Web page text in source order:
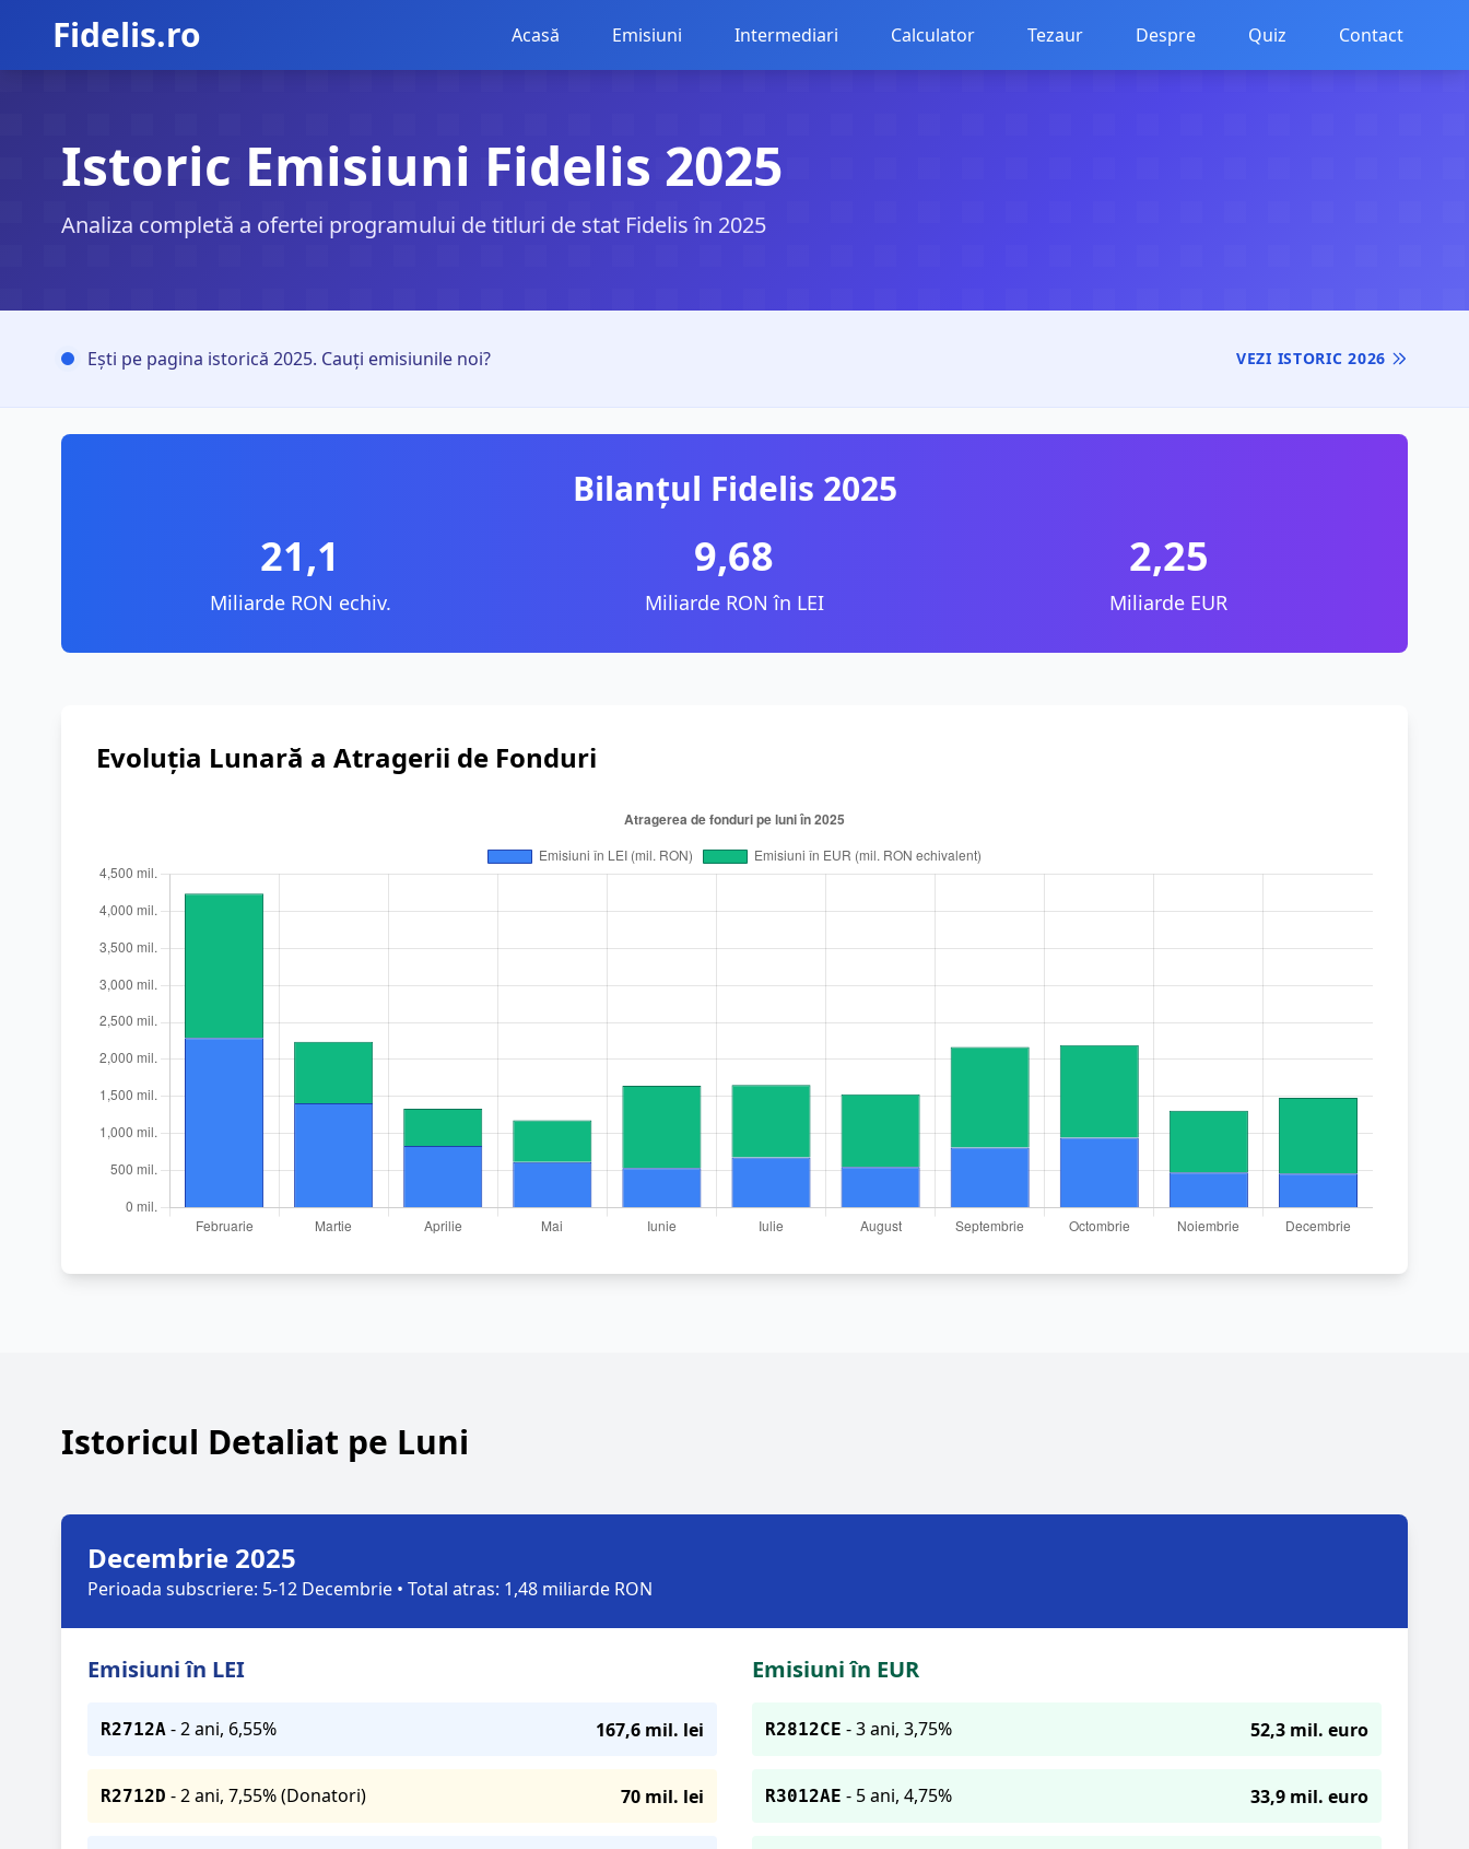
Fidelis.ro Acasă Emisiuni Intermediari Calculator Tezaur Despre Quiz Contact
Istoric Emisiuni Fidelis 2025
Analiza completă a ofertei programului de titluri de stat Fidelis în 2025
Ești pe pagina istorică 2025. Cauți emisiunile noi? VEZI ISTORIC 2026
Bilanțul Fidelis 2025
21,1
Miliarde RON echiv.
9,68
Miliarde RON în LEI
2,25
Miliarde EUR
Evoluția Lunară a Atragerii de Fonduri
Istoricul Detaliat pe Luni
Decembrie 2025
Perioada subscriere: 5-12 Decembrie • Total atras: 1,48 miliarde RON
Emisiuni în LEI
R2712A - 2 ani, 6,55% 167,6 mil. lei
R2712D - 2 ani, 7,55% (Donatori) 70 mil. lei
Emisiuni în EUR
R2812CE - 3 ani, 3,75% 52,3 mil. euro
R3012AE - 5 ani, 4,75% 33,9 mil. euro